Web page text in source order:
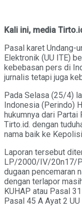
Kali ini, media
Pasal karet Undang-
Elektronik (UU ITE)
kebebasan pers di
jurnalis tetapi juga
Pada Selasa (25/4)
Indonesia (Perindo)
hukumnya dari
Tirto.id. dengan
nama baik ke
Laporan tersebut
LP/2000/IV/20n17/
dugaan pencemaran
dengan terlapor
KUHAP atau Pasal
Pasal 45 A Ayat 2